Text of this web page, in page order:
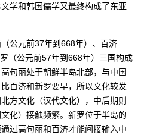
学和韩国儒学又最终构成了东亚
公元前37年到668年）、百济
（公元前57年到668年）三国构成
句丽处于朝鲜半岛北部，与中国
百济和新罗要早，所以文化较发
方文化（汉代文化），中后期则
化）接触频繁。新罗位于半岛的
过高句丽和百济才能间接输入中